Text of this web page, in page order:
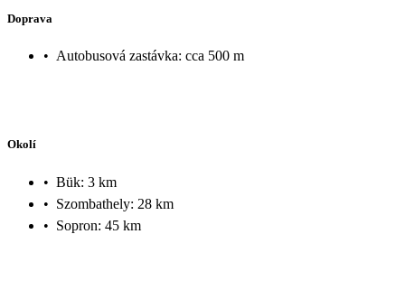
Doprava
• Autobusová zastávka: cca 500 m
Okolí
• Bük: 3 km
• Szombathely: 28 km
• Sopron: 45 km